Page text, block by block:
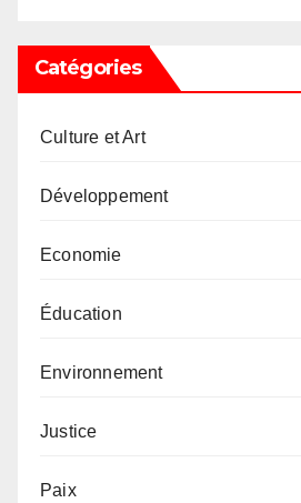
Catégories
Culture et Art
Développement
Economie
Éducation
Environnement
Justice
Paix